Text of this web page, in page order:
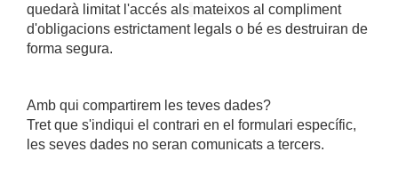
quedarà limitat l'accés als mateixos al compliment
d'obligacions estrictament legals o bé es destruiran de
forma segura.
Amb qui compartirem les teves dades?
Tret que s'indiqui el contrari en el formulari específic,
les seves dades no seran comunicats a tercers.